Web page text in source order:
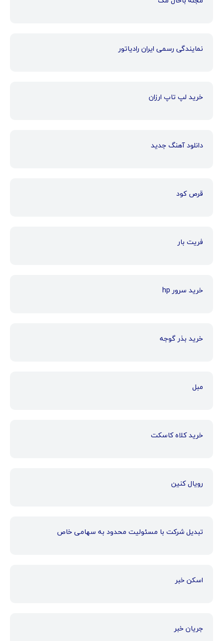
نمایندگی رسمی ایران رادیاتور
خرید لپ تاپ ارزان
دانلود آهنگ جدید
قرص کود
فریت بار
خرید سرور hp
خرید بذر گوجه
مبل
خرید کلاه کاسکت
رویال کنین
تبدیل شرکت با مسئولیت محدود به سهامی خاص
اسکن خبر
جریان خبر